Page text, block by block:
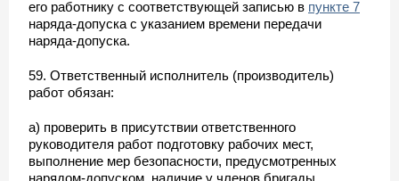
его работнику с соответствующей записью в пункте 7
наряда-допуска с указанием времени передачи
наряда-допуска.
59. Ответственный исполнитель (производитель)
работ обязан:
а) проверить в присутствии ответственного
руководителя работ подготовку рабочих мест,
выполнение мер безопасности, предусмотренных
нарядом-допуском, наличие у членов бригады